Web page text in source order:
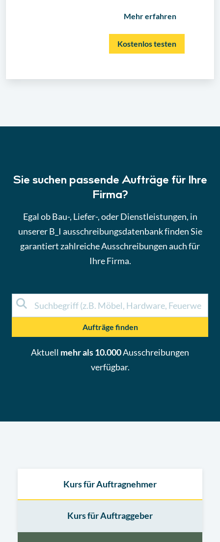
Mehr erfahren
Kostenlos testen
Sie suchen passende Aufträge für Ihre
Firma?
Egal ob Bau-, Liefer-, oder Dienstleistungen, in
unserer B_I ausschreibungsdatenbank finden Sie
garantiert zahlreiche Ausschreibungen auch für
Ihre Firma.
Aufträge finden
Aktuell mehr als 10.000Ausschreibungen
verfügbar.
Kurs für Auftragnehmer
Kurs für Auftraggeber